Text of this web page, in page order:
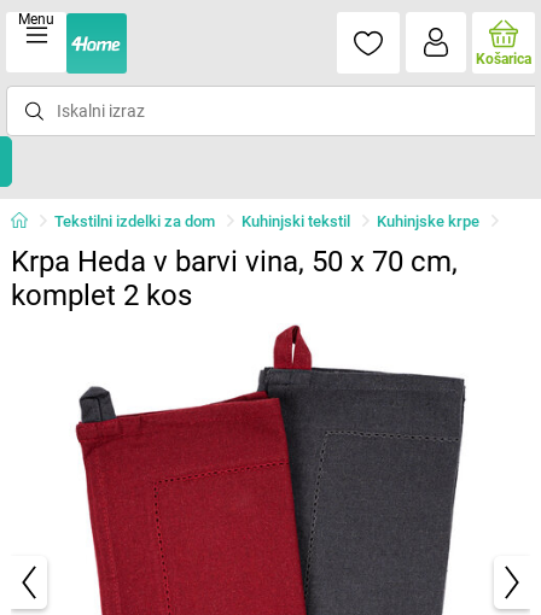
Menu
Košarica
Tekstilni izdelki za dom Kuhinjski tekstil Kuhinjske krpe
Krpa Heda v barvi vina, 50 x 70 cm,
komplet 2 kos